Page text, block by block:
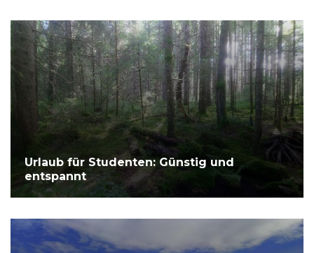
Urlaub für Studenten: Günstig und
entspannt